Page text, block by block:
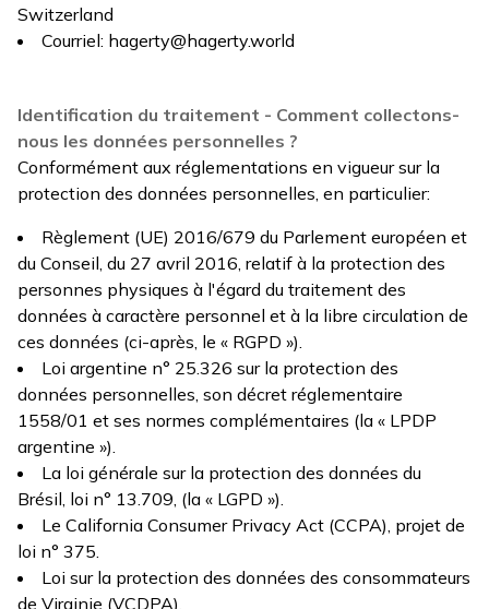
Switzerland
Courriel: hagerty@hagerty.world
Identification du traitement - Comment collectons-
nous les données personnelles ?
Conformément aux réglementations en vigueur sur la
protection des données personnelles, en particulier:
Règlement (UE) 2016/679 du Parlement européen et
du Conseil, du 27 avril 2016, relatif à la protection des
personnes physiques à l'égard du traitement des
données à caractère personnel et à la libre circulation de
ces données (ci-après, le « RGPD »).
Loi argentine n° 25.326 sur la protection des
données personnelles, son décret réglementaire
1558/01 et ses normes complémentaires (la « LPDP
argentine »).
La loi générale sur la protection des données du
Brésil, loi n° 13.709, (la « LGPD »).
Le California Consumer Privacy Act (CCPA), projet de
loi n° 375.
Loi sur la protection des données des consommateurs
de Virginie (VCDPA).